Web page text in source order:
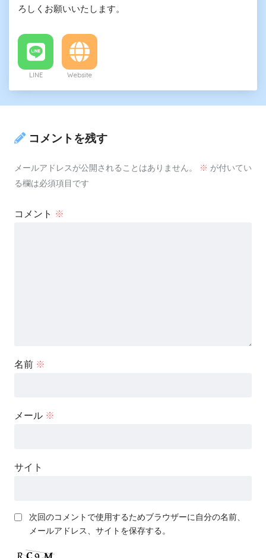
ろしくお願いいたします。
LINE Website
コメントを残す
メールアドレスが公開されることはありません。 ※ が付いてい
る欄は必須項目です
コメント ※
名前 ※
メール ※
サイト
次回のコメントで使用するためブラウザーに自分の名前、
メールアドレス、サイトを保存する。